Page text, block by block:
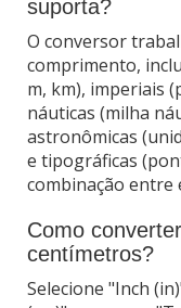
suporta?
O conversor
comprimento,
m, km), imperiais
náuticas (milha
astronômicas
e tipográficas
combinação entre
Como
centímetros?
Selecione "Inch